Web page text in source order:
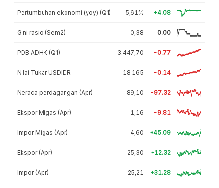
Pertumbuhan ekonomi (yoy) (Q1) 5,61% +4.08
Gini rasio (Sem2) 0,38 0.00
PDB ADHK (Q1) 3.447,70 -0.77
Nilai Tukar USDIDR 18.165 -0.14
Neraca perdagangan (Apr) 89,10 -97.32
Ekspor Migas (Apr) 1,16 -9.81
Impor Migas (Apr) 4,60 +45.09
Ekspor (Apr) 25,30 +12.32
Impor (Apr) 25,21 +31.28